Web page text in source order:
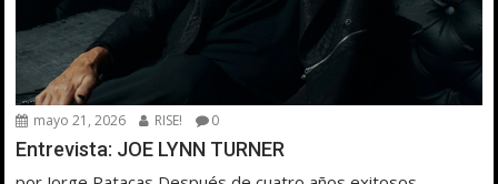
mayo 21, 2026 RISE! 0
Entrevista: JOE LYNN TURNER